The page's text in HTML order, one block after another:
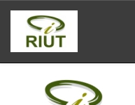
Skip
navigation